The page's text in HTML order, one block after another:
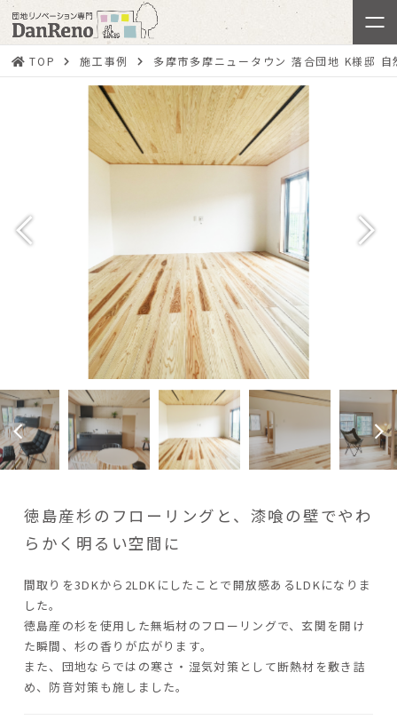
TOP 施工事例 多摩市多摩ニュータウン 落合団地 K様邸
徳島産杉のフローリングと、漆喰の壁でやわ
らかく明るい空間に
間取りを3DKから2LDKにしたことで開放感あるLDKになりま
した。
徳島産の杉を使用した無垢材のフローリングで、玄関を開け
た瞬間、杉の香りが広がります。
また、団地ならではの寒さ・湿気対策として断熱材を敷き詰
め、防音対策も施しました。